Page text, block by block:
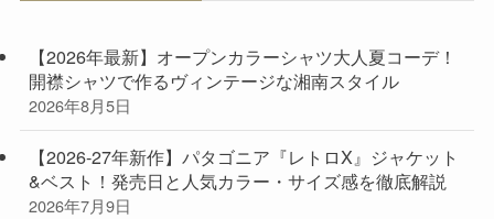
【2026年最新】オープンカラーシャツ大人夏コーデ！
開襟シャツで作るヴィンテージな湘南スタイル
2026年8月5日
【2026-27年新作】パタゴニア『レトロX』ジャケット
&ベスト！発売日と人気カラー・サイズ感を徹底解説
2026年7月9日